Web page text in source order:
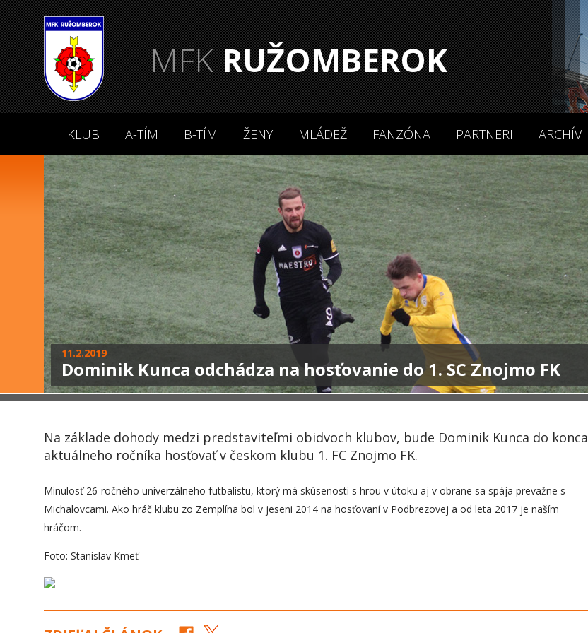
MFKRUŽOMBEROK
KLUB A-TÍM B-TÍM ŽENY MLÁDEŽ FANZÓNA PARTNERI ARCHÍV
11.2.2019
Dominik Kunca odchádza na hosťovanie do 1. SC Znojmo FK
Na základe dohody medzi predstaviteľmi obidvoch klubov, bude Dominik Kunca do konca
aktuálneho ročníka hosťovať v českom klubu 1. FC Znojmo FK.
Minulosť 26-ročného univerzálneho futbalistu, ktorý má skúsenosti s hrou v útoku aj v obrane sa spája prevažne s
Michalovcami. Ako hráč klubu zo Zemplína bol v jeseni 2014 na hosťovaní v Podbrezovej a od leta 2017 je naším
hráčom.
Foto: Stanislav Kmeť